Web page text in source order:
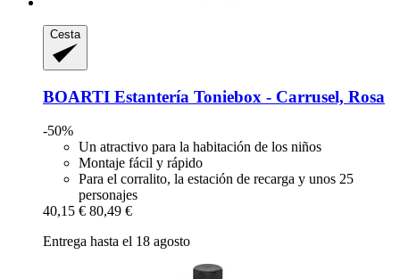
Cesta
BOARTI Estantería Toniebox -​ Carrusel, Rosa
-50%
Un atractivo para la habitación de los niños
Montaje fácil y rápido
Para el corralito, la estación de recarga y unos 25
personajes
40,15 € 80,49 €
Entrega hasta el 18 agosto